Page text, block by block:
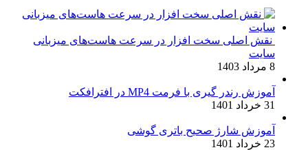
نقش اصلی سخت افزار در سرعت هاست‌های میزبانی
سایت
8 مرداد 1403
آموزش رندر گیری با فرمت MP4 در افترافکت
31 خرداد 1401
آموزش شارژ صحیح باتری گوشی
23 خرداد 1401